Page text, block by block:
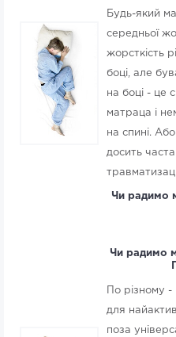
Будь-який
середньої
жорсткість
боці, але
на боці - це
матраца і
на спині.
досить
Чи радимо
Чи радимо
По різному
для
поза